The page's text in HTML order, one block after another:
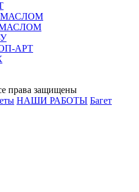
МАСЛОМ
АРТ
права защищены
НАШИ РАБОТЫ Багет